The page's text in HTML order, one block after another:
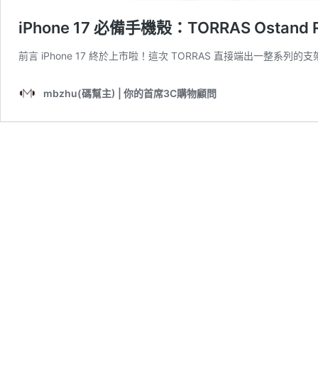
iPhone 17 必備手機殼：TORRAS
前言 iPhone 17 終於上市啦！這次 TORRAS 直接端出一整系列的
mbzhu(碼幫主) | 你的首席3C購物顧問